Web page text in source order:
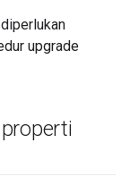
upgrade